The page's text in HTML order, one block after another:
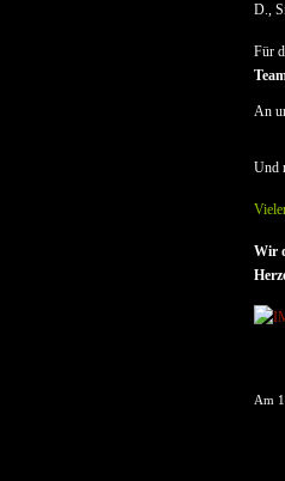
D.,
Für
An
Und
Wir
Am